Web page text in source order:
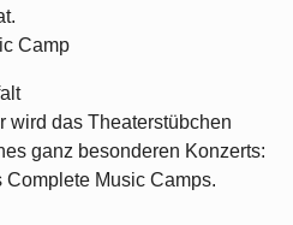
Camp
wird das Theaterstübchen
ganz besonderen Konzerts:
Music Camps.